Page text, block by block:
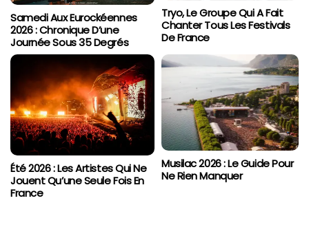
Samedi Aux Eurockéennes
2026 : Chronique D’une
Journée Sous 35 Degrés
Tryo, Le Groupe Qui A Fait
Chanter Tous Les Festivals
De France
Été 2026 : Les Artistes Qui Ne
Jouent Qu’une Seule Fois En
France
Musilac 2026 : Le Guide Pour
Ne Rien Manquer